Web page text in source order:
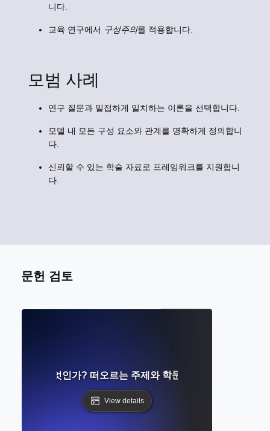
니다.
교육 연구에서 구성주의를 적용합니다.
모범 사례
연구 질문과 밀접하게 일치하는 이론을 선택합니다.
모델 내 모든 구성 요소와 관계를 명확하게 정의합니
다.
신뢰할 수 있는 학술 자료로 프레임워크를 지원합니
다.
문헌 검토
향이란 무엇인가? 떠오르는 주제와 학문적 방향 이해하기
View details